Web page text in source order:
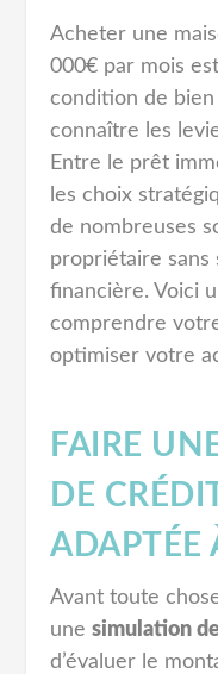
Acheter une
000€ par mois
condition de
connaître les
Entre le prêt
les choix
de nombreuses
propriétaire
financière. Voici
comprendre
optimiser votre
FAIRE
DE
ADAPTÉE
Avant toute
unesimulation
d’évaluer le